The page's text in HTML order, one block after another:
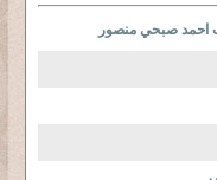
احمد صبحي منصور